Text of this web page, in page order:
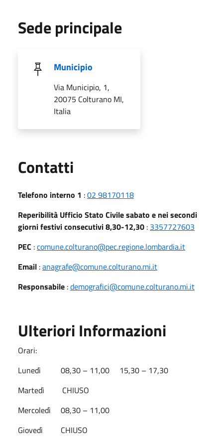
Sede principale
Municipio
Via Municipio, 1,
20075 Colturano MI,
Italia
Contatti
Telefono interno 1 :02 98170118
Reperibilità Ufficio Stato Civile sabato e nei secondi
giorni festivi consecutivi 8,30-12,30 : 3357727603
PEC :comune.colturano@pec.regione.lombardia.it
Email :anagrafe@comune.colturano.mi.it
Responsabile :demografici@comune.colturano.mi.it
Ulteriori Informazioni
Orari:
Lunedì 08,30 – 11,00 15,30 – 17,30
Martedì CHIUSO
Mercoledì 08,30 – 11,00
Giovedì CHIUSO